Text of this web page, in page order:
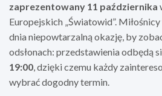
zaprezentowany 11 października
Europejskich „Światowid”.
dnia niepowtarzalną okazję, by
odsłonach: przedstawienia odbędą
19:00, dzięki czemu każdy
wybrać dogodny termin.